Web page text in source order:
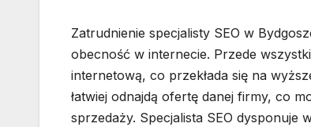
Zatrudnienie specjalisty SEO w
obecność w internecie. Przede
internetową, co przekłada się na
łatwiej odnajdą ofertę danej firmy, co
sprzedaży. Specjalista SEO